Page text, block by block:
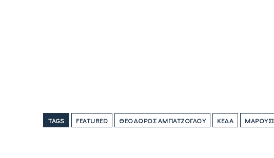
TAGS FEATURED ΘΕΌΔΩΡΟΣ ΑΜΠΑΤΖΌΓΛΟΥ ΚΕΔΑ ΜΑΡΟΎΣΙ